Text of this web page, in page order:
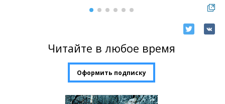
Читайте в любое время
Оформить подписку